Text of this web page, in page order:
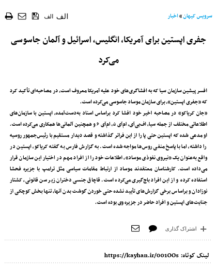
سرویس کیهان»اخبار الف الف
جفری اپستین برای آمریکا، انگلیس، اسرائیل و آلمان جاسوسی
می‌کرد
افسر پیشین سازمان سیا که به افشاگری‌های خود علیه آمریکا معروف است، در مصاحبه‌ای تأکید کرد
که «جفری اپستین»، برای سازمان موساد جاسوسی می‌کرده است.
«جان کریاکو» در مصاحبه اخیر خود افشا کرد بر‌اساس اسناد به‌دست‌آمده، اپستین با سازمان‌های
اطلاعاتی مختلف از جمله سیا، اف‌بی‌آی، ام‌آی ۵، ام‌آی ۶ و همچنین آلمانی‌ها همکاری می‌کرده است.
او مدعی شده که اپستین حتی پا را از این فراتر گذاشته و قصد دیدار مستقیم با رئیس‌جمهور روسیه
را داشته، اما با پاسخ منفی روس‌ها مواجه شده است. به گزارش فارس به گفته کریاکو، اپستین در
واقع به‌عنوان یک «نیروی نفوذی موساد»، اطلاعات خود را از افراد مهم در اختیار این سازمان قرار
می‌داده است. کارشناسان معتقدند موساد از ارتباط مقامات سیاسی مثل ترامپ با جزیره فحشا
استفاده کرده و از این افراد باج‌گیری می‌کرده است. قاچاق جنسی دختران زیر سن قانونی، کشتار
نوزادان و براساس برخی گزارش‌های تأیید نشده حتی خوردن گوشت بدن آنها، تنها بخش کوچکی از
جنایت‌های اپستین و افراد حاضر در جزیره وی بوده است.
اشتراک گذاری
لینک کوتاه: https://kayhan.ir/001OOs